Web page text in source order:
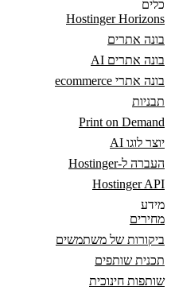
כלים
Hostinger Horizons
בונה אתרים
בונה אתרים AI
בונה אתרי ecommerce
תבניות
Print on Demand
יוצר לוגו AI
העברה ל-Hostinger
Hostinger API
מידע
מחירים
ביקורות של משתמשים
תכנית שותפים
שותפות חינוכית